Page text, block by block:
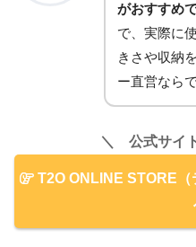
がおすすめで
で、実際に
きさや収納
ー直営なら
＼ 公式サイ
T2O ONLINE STORE（